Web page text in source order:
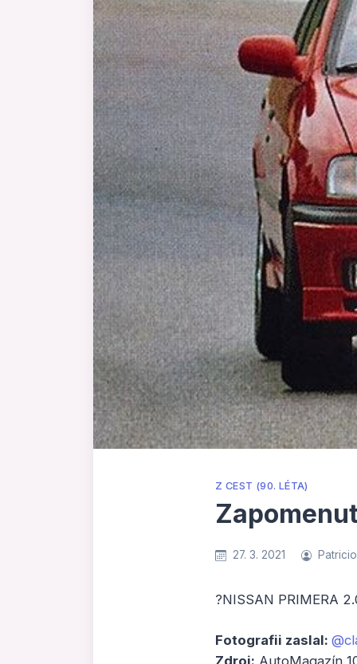
Z CEST (90. LÉTA)
27. 3. 2021
?NISSAN PRIMERA
Fotografii zaslal: